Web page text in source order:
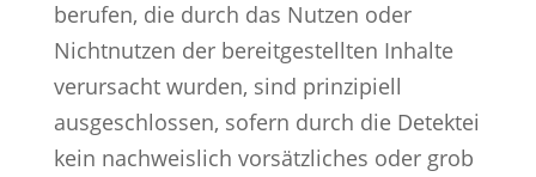
berufen, die durch das Nutzen oder
Nichtnutzen der bereitgestellten Inhalte
verursacht wurden, sind prinzipiell
ausgeschlossen, sofern durch die Detektei
kein nachweislich vorsätzliches oder grob